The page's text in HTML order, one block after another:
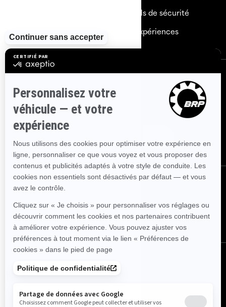
Carrières
Rappels de sécurité
BRP Expériences
Inscrivez-vous à nos courriels.
Recevez les dernières
nouvelles, les événements et les offres.